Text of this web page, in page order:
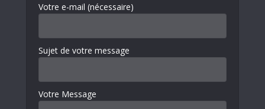
Votre e-mail (nécessaire)
Sujet de votre message
Votre Message